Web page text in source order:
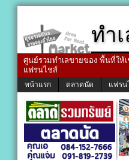
ทำ
ศูนย์รวมทำเลขายของ พื้นที่ให้
แฟรนไชส์
หน้าแรก ตลาดนัด แฟรน